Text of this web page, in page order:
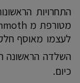
התחרויות
לעצמו מאוסף
השלדה הראשונה
כיום.